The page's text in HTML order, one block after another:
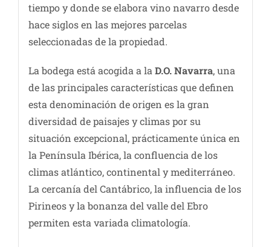
tiempo y donde se elabora vino navarro desde
hace siglos en las mejores parcelas
seleccionadas de la propiedad.
La bodega está acogida a la D.O. Navarra, una
de las principales características que definen
esta denominación de origen es la gran
diversidad de paisajes y climas por su
situación excepcional, prácticamente única en
la Península Ibérica, la confluencia de los
climas atlántico, continental y mediterráneo.
La cercanía del Cantábrico, la influencia de los
Pirineos y la bonanza del valle del Ebro
permiten esta variada climatología.